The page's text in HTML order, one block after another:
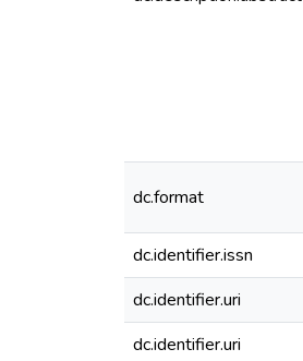
dc.format
dc.identifier.issn
dc.identifier.uri
dc.identifier.uri